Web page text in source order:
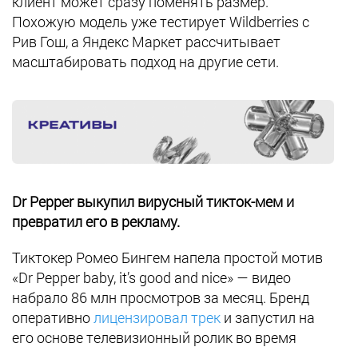
Похожую модель уже тестирует Wildberries с
Рив Гош, а Яндекс Маркет рассчитывает
масштабировать подход на другие сети.
Dr Pepper выкупил вирусный тикток-мем и
превратил его в рекламу.
Тиктокер Ромео Бингем напела простой мотив
«Dr Pepper baby, it’s good and nice» — видео
набрало 86 млн просмотров за месяц. Бренд
оперативнолицензировал трек и запустил на
его основе телевизионный ролик во время